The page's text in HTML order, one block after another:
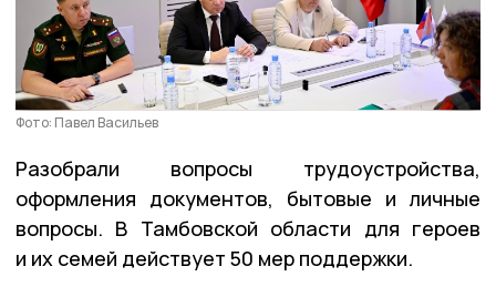
Фото: Павел Васильев
Разобрали вопросы трудоустройства,
оформления документов, бытовые и личные
вопросы. В Тамбовской области для героев
и их семей действует 50 мер поддержки.